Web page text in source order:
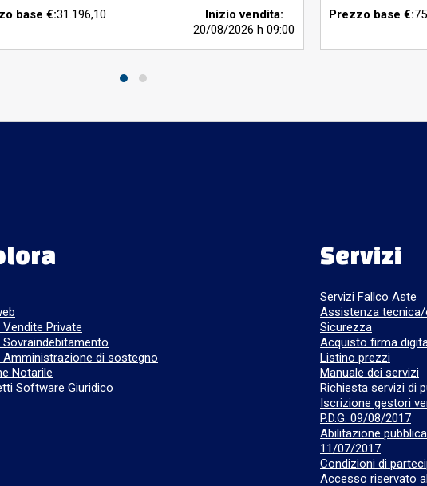
base €:31.196,10
Inizio vendita:
20/08/2026 h 09:00
Prezzo base €:
Vendite Private
Sovraindebitamento
Amministrazione di sostegno
Notarile
Software Giuridico
Servizi
Servizi Fallco Aste
Assistenza
Sicurezza
Acquisto firma
Listino prezzi
Manuale dei servizi
Richiesta servizi di
Iscrizione gestori
P.D.G. 09/08/2017
Abilitazione
11/07/2017
Condizioni di
Accesso riservato